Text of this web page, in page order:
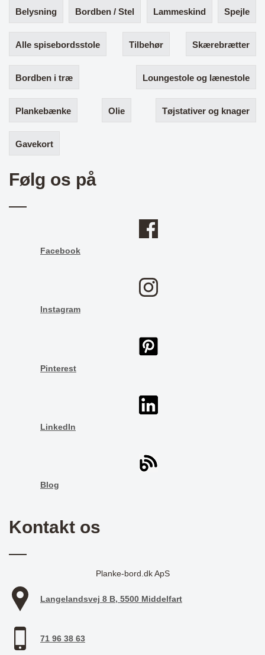
Belysning Bordben / Stel Lammeskind Spejle
Alle spisebordsstole Tilbehør Skærebrætter
Bordben i træ Loungestole og lænestole
Plankebænke Olie Tøjstativer og knager
Gavekort
Følg os på
Facebook
Instagram
Pinterest
LinkedIn
Blog
Kontakt os
Planke-bord.dk ApS
Langelandsvej 8 B, 5500 Middelfart
71 96 38 63